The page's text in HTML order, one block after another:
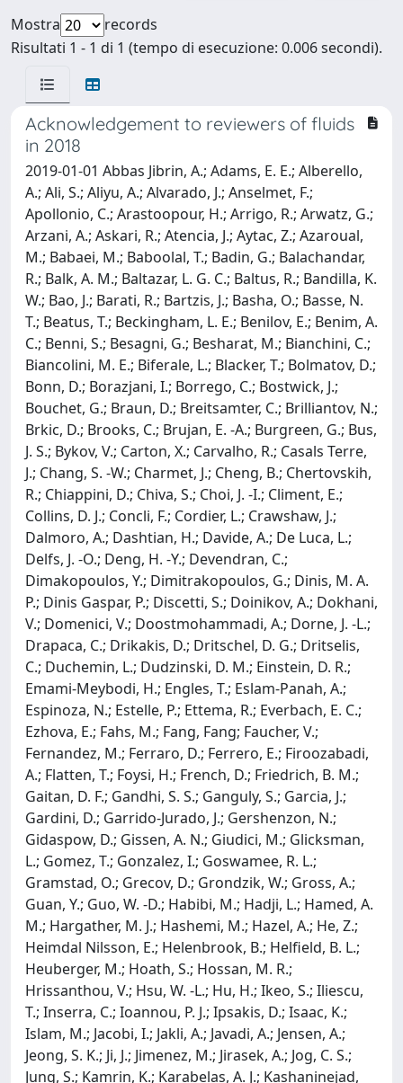
Mostra
records
Risultati 1 - 1 di 1 (tempo di esecuzione: 0.006 secondi).
Acknowledgement to reviewers of fluids
in 2018
2019-01-01 Abbas Jibrin, A.; Adams, E. E.; Alberello,
A.; Ali, S.; Aliyu, A.; Alvarado, J.; Anselmet, F.;
Apollonio, C.; Arastoopour, H.; Arrigo, R.; Arwatz, G.;
Arzani, A.; Askari, R.; Atencia, J.; Aytac, Z.; Azaroual,
M.; Babaei, M.; Baboolal, T.; Badin, G.; Balachandar,
R.; Balk, A. M.; Baltazar, L. G. C.; Baltus, R.; Bandilla, K.
W.; Bao, J.; Barati, R.; Bartzis, J.; Basha, O.; Basse, N.
T.; Beatus, T.; Beckingham, L. E.; Benilov, E.; Benim, A.
C.; Benni, S.; Besagni, G.; Besharat, M.; Bianchini, C.;
Biancolini, M. E.; Biferale, L.; Blacker, T.; Bolmatov, D.;
Bonn, D.; Borazjani, I.; Borrego, C.; Bostwick, J.;
Bouchet, G.; Braun, D.; Breitsamter, C.; Brilliantov, N.;
Brkic, D.; Brooks, C.; Brujan, E. -A.; Burgreen, G.; Bus,
J. S.; Bykov, V.; Carton, X.; Carvalho, R.; Casals Terre,
J.; Chang, S. -W.; Charmet, J.; Cheng, B.; Chertovskih,
R.; Chiappini, D.; Chiva, S.; Choi, J. -I.; Climent, E.;
Collins, D. J.; Concli, F.; Cordier, L.; Crawshaw, J.;
Dalmoro, A.; Dashtian, H.; Davide, A.; De Luca, L.;
Delfs, J. -O.; Deng, H. -Y.; Devendran, C.;
Dimakopoulos, Y.; Dimitrakopoulos, G.; Dinis, M. A.
P.; Dinis Gaspar, P.; Discetti, S.; Doinikov, A.; Dokhani,
V.; Domenici, V.; Doostmohammadi, A.; Dorne, J. -L.;
Drapaca, C.; Drikakis, D.; Dritschel, D. G.; Dritselis,
C.; Duchemin, L.; Dudzinski, D. M.; Einstein, D. R.;
Emami-Meybodi, H.; Engles, T.; Eslam-Panah, A.;
Espinoza, N.; Estelle, P.; Ettema, R.; Everbach, E. C.;
Ezhova, E.; Fahs, M.; Fang, Fang; Faucher, V.;
Fernandez, M.; Ferraro, D.; Ferrero, E.; Firoozabadi,
A.; Flatten, T.; Foysi, H.; French, D.; Friedrich, B. M.;
Gaitan, D. F.; Gandhi, S. S.; Ganguly, S.; Garcia, J.;
Gardini, D.; Garrido-Jurado, J.; Gershenzon, N.;
Gidaspow, D.; Gissen, A. N.; Giudici, M.; Glicksman,
L.; Gomez, T.; Gonzalez, I.; Goswamee, R. L.;
Gramstad, O.; Grecov, D.; Grondzik, W.; Gross, A.;
Guan, Y.; Guo, W. -D.; Habibi, M.; Hadji, L.; Hamed, A.
M.; Hargather, M. J.; Hashemi, M.; Hazel, A.; He, Z.;
Heimdal Nilsson, E.; Helenbrook, B.; Helfield, B. L.;
Heuberger, M.; Hoath, S.; Hossan, M. R.;
Hrissanthou, V.; Hsu, W. -L.; Hu, H.; Ikeo, S.; Iliescu,
T.; Inserra, C.; Ioannou, P. J.; Ipsakis, D.; Isaac, K.;
Islam, M.; Jacobi, I.; Jakli, A.; Javadi, A.; Jensen, A.;
Jeong, S. K.; Ji, J.; Jimenez, M.; Jirasek, A.; Jog, C. S.;
Jung, S.; Kamrin, K.; Karabelas, A. J.; Kashaninejad,